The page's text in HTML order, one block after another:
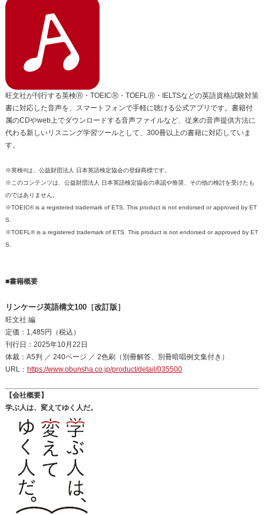
旺文社が刊行する英検Ⓡ・TOEICⓇ・TOEFLⓇ・IELTSなどの英語資格試験対策
書に対応した音声を、スマートフォンで手軽に聴ける公式アプリです。書籍付
属のCDやweb上でダウンロードする音声ファイルなど、従来の音声提供方法に
代わる新しいリスニング学習ツールとして、300冊以上の書籍に対応していま
す。
※英検®は、公益財団法人 日本英語検定協会の登録商標です。
※このコンテンツは、公益財団法人 日本英語検定協会の承認や推奨、その他の検討を受けたも
のではありません。
※TOEIC® is a registered trademark of ETS. This product is not endorsed or approved by ET
S.
※TOEFL® is a registered trademark of ETS. This product is not endorsed or approved by ET
S.
■書籍概要
リンケージ英語構文100［改訂版］
旺文社 編
定価：1,485円（税込）
刊行日：2025年10月22日
体裁：A5判 ／ 240ページ ／ 2色刷（別冊解答、別冊暗唱例文集付き）
URL： https://www.obunsha.co.jp/product/detail/035500
【会社概要】
学ぶ人は、変えてゆく人だ。